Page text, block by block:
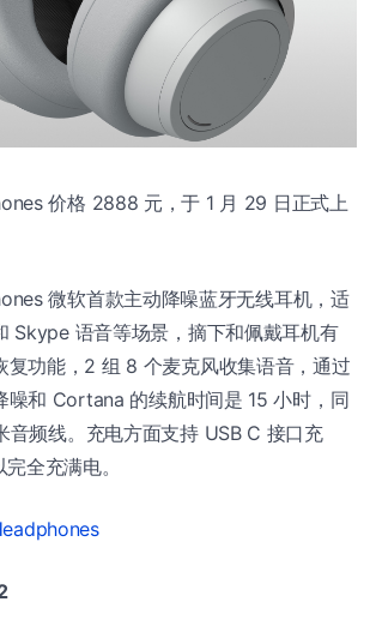
价格 2888 元，于 1 月 29 日正式上
微软首款主动降噪蓝牙无线耳机，适
Skype 语音等场景，摘下和佩戴耳机有
复功能，2 组 8 个麦克风收集语音，通过
噪和 Cortana 的续航时间是 15 小时，同
音频线。充电方面支持 USB C 接口充
全充满电。